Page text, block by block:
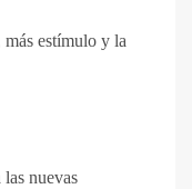
más estímulo y la
las nuevas